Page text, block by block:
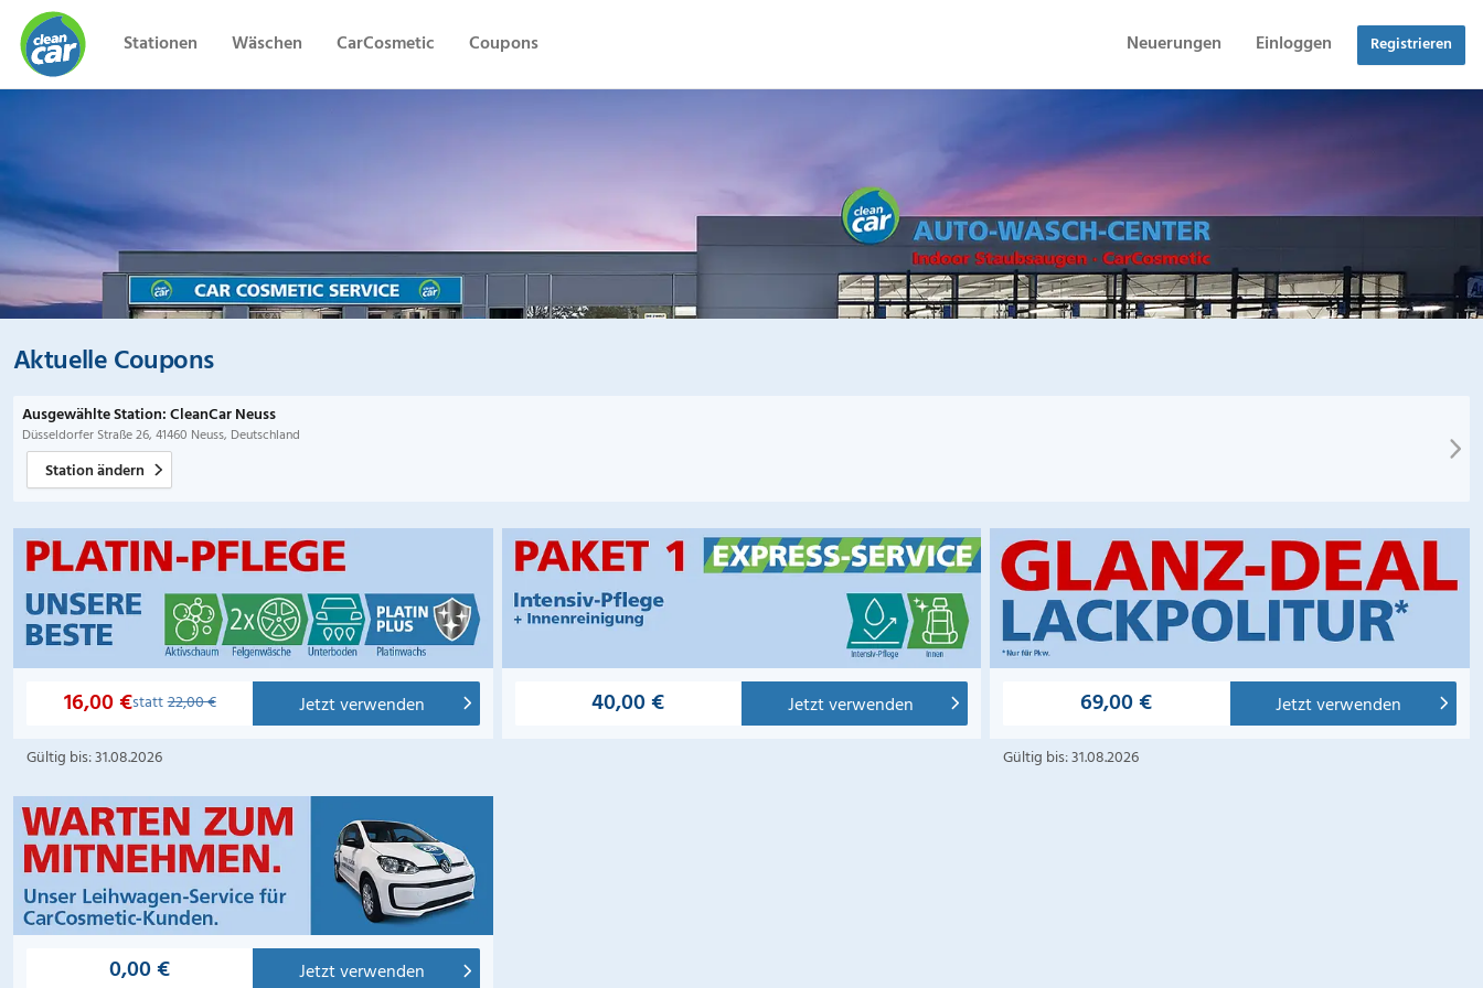
CleanCar Stationen Wäschen CarCosmetic Coupons Neuerungen Einloggen Registrieren
Aktuelle Coupons
Ausgewählte Station: CleanCar Neuss
Düsseldorfer Straße 26, 41460 Neuss, Deutschland
Station ändern
16,00 €statt22,00 € Jetzt verwenden
Gültig bis: 31.08.2026
40,00 € Jetzt verwenden 69,00 € Jetzt verwenden
Gültig bis: 31.08.2026
0,00 € Jetzt verwenden